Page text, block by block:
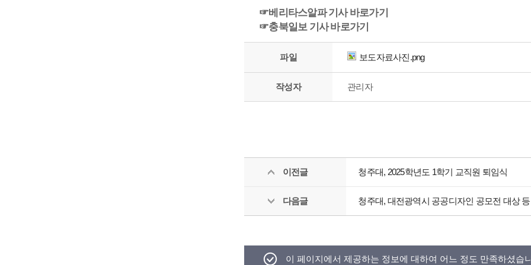
☞베리타스알파 기사 바로가기
☞충북일보 기사 바로가기
파일 보도자료사진.png
작성자 관리자
이전글 청주대, 2025학년도 1학기 교직원 퇴임식
다음글 청주대, 대전광역시 공공디자인 공모전 대상
이 페이지에서 제공하는 정보에 대하여 어느 정도 만족하셨습